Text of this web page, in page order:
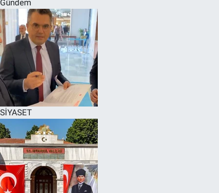
Gündem
SİYASET
SPOR
RESMİ İLANLAR